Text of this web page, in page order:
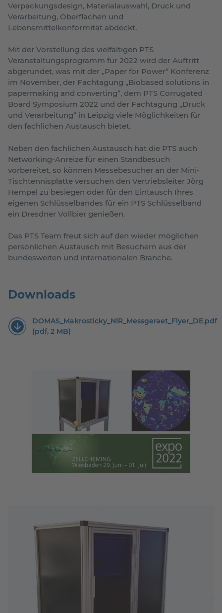
Verpackungsdesign, Materialauswahl, Druck und
Verarbeitung, Oberflächen und
Lebensmittelkonformität abdeckt.
Mit der Vorstellung des vielfältigen PTS
Veranstaltungsprogramm für 2022 wird der Auftritt
abgerundet, was mit der „Paper for Power“ Konferenz
im November, der Fachtagung „Biobased solutions in
papermaking and converting“, dem PTS Corrugated
Board Symposium 2022 und der Fachtagung „Druck
und Verarbeitung“ in Leipzig viele Möglichkeiten für
den fachlichen Austausch bietet.
Neben den fachlichen Austausch hat die PTS auch
Networking-Anreize für einen Standbesuch
vorbereitet, so können Messebesucher an der Mini-
Tischtennisplatte versuchen den Vertriebsleiter Jörg
Hempel zu besiegen oder für den Eintausch Ihres
eigenen Schlüsselbandes für ein PTS Schlüsselband
ein Dresdner Vollbier genießen.
Das PTS Team freut sich auf den wieder möglichen
persönlichen Austausch mit Besuchern aus der
bundesweiten und internationalen Branche.
Downloads
DOMAS_Makrosticky_NIR_Messgeraet_Flyer_DE.pdf
(pdf, 2 MB)